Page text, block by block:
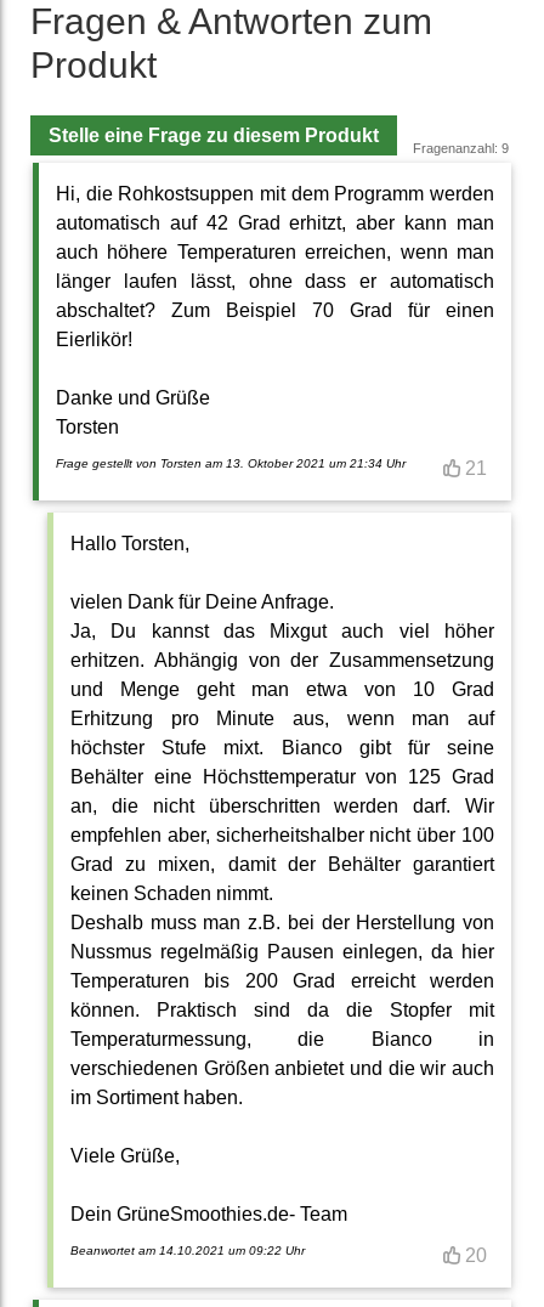
Fragen & Antworten zum
Produkt
Stelle eine Frage zu diesem Produkt
Fragenanzahl: 9
Hi, die Rohkostsuppen mit dem Programm werden
automatisch auf 42 Grad erhitzt, aber kann man
auch höhere Temperaturen erreichen, wenn man
länger laufen lässt, ohne dass er automatisch
abschaltet? Zum Beispiel 70 Grad für einen
Eierlikör!
Danke und Grüße
Torsten
Frage gestellt von Torsten am 13. Oktober 2021 um 21:34 Uhr 21
Hallo Torsten,
vielen Dank für Deine Anfrage.
Ja, Du kannst das Mixgut auch viel höher
erhitzen. Abhängig von der Zusammensetzung
und Menge geht man etwa von 10 Grad
Erhitzung pro Minute aus, wenn man auf
höchster Stufe mixt. Bianco gibt für seine
Behälter eine Höchsttemperatur von 125 Grad
an, die nicht überschritten werden darf. Wir
empfehlen aber, sicherheitshalber nicht über 100
Grad zu mixen, damit der Behälter garantiert
keinen Schaden nimmt.
Deshalb muss man z.B. bei der Herstellung von
Nussmus regelmäßig Pausen einlegen, da hier
Temperaturen bis 200 Grad erreicht werden
können. Praktisch sind da die Stopfer mit
Temperaturmessung, die Bianco in
verschiedenen Größen anbietet und die wir auch
im Sortiment haben.
Viele Grüße,
Dein GrüneSmoothies.de- Team
Beanwortet am 14.10.2021 um 09:22 Uhr 20